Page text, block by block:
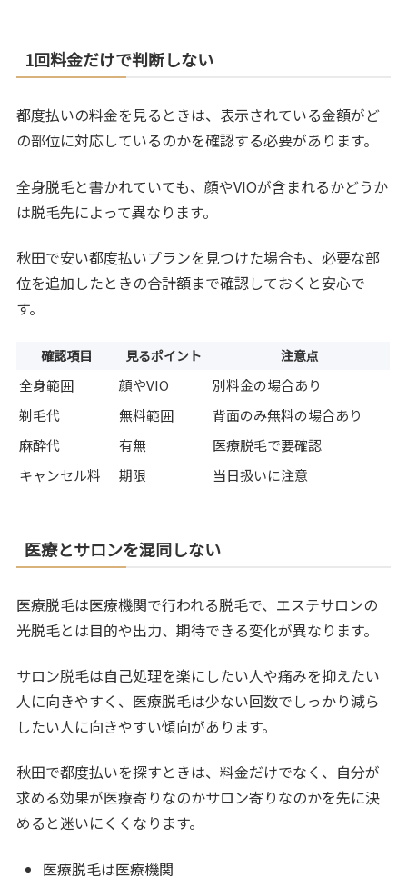
1回料金だけで判断しない
都度払いの料金を見るときは、表示されている金額がど
の部位に対応しているのかを確認する必要があります。
全身脱毛と書かれていても、顔やVIOが含まれるかどうか
は脱毛先によって異なります。
秋田で安い都度払いプランを見つけた場合も、必要な部
位を追加したときの合計額まで確認しておくと安心で
す。
確認項目 見るポイント 注意点
全身範囲 顔やVIO
別料金の場合あり
剃毛代
無料範囲
背面のみ無料の場合あり
麻酔代
有無
医療脱毛で要確認
キャンセル料
期限 当日扱いに注意
医療とサロンを混同しない
医療脱毛は医療機関で行われる脱毛で、エステサロンの
光脱毛とは目的や出力、期待できる変化が異なります。
サロン脱毛は自己処理を楽にしたい人や痛みを抑えたい
人に向きやすく、医療脱毛は少ない回数でしっかり減ら
したい人に向きやすい傾向があります。
秋田で都度払いを探すときは、料金だけでなく、自分が
求める効果が医療寄りなのかサロン寄りなのかを先に決
めると迷いにくくなります。
医療脱毛は医療機関